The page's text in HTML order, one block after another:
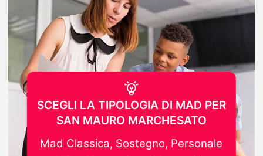
SCEGLI LA TIPOLOGIA DI MAD PER
SAN MAURO MARCHESATO
Mad Classica, Sostegno, Personale